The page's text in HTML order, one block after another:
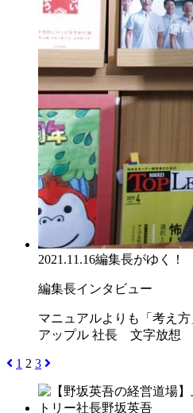
2021.11.16編集長がゆく！
編集長インタビュー
マニュアルよりも「考え
アップル 社長 文字放想
1 2 3